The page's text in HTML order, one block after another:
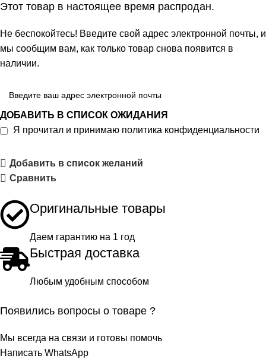
Этот товар в настоящее время распродан.
Не беспокойтесь! Введите свой адрес электронной почты, и
мы сообщим вам, как только товар снова появится в
наличии.
ДОБАВИТЬ В СПИСОК ОЖИДАНИЯ
Я прочитал и принимаю политика конфиденциальности
Добавить в список желаний
Сравнить
Оригинальные товары
Даем гарантию на 1 год
Быстрая доставка
Любым удобным способом
Появились вопросы о товаре ?
Мы всегда на связи и готовы помочь
Написать WhatsApp